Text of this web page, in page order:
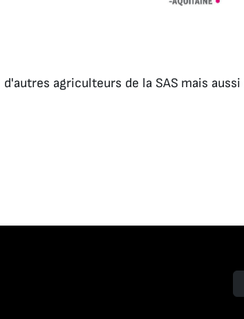
agriculteurs de la SAS mais